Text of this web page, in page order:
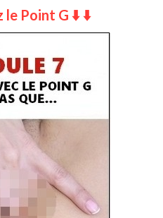
de chance (voir aucune)
vous entêter, vous
faire, trifouiller dans le
(le vôtre et celui de
a rien de pire pour
par la suite à votre
deep spot! C’est aussi
en solo. On peut
cela n’existe pas vu
ami pour la faire jouir
le Point G ⬇️ ⬇️